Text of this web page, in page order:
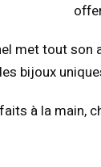
met tout
bijoux
à la main,